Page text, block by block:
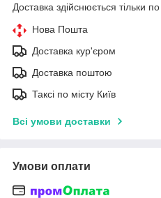
Доставка здійснюється тільки
Нова Пошта
Доставка кур'єром
Доставка поштою
Таксі по місту Київ
Всі умови доставки
Умови оплати